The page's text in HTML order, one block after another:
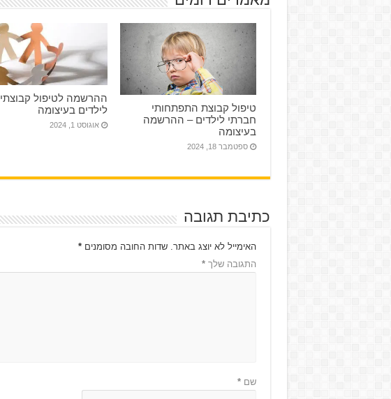
טיפול קבוצת התפתחותי
חברתי לילדים – ההרשמה
בעיצומה
ספטמבר 18, 2024
ההרשמה לטיפול קבוצתי
לילדים בעיצומה
אוגוסט 1, 2024
כתיבת תגובה
האימייל לא יוצג באתר. שדות החובה מסומנים*
התגובה שלך*
שם*